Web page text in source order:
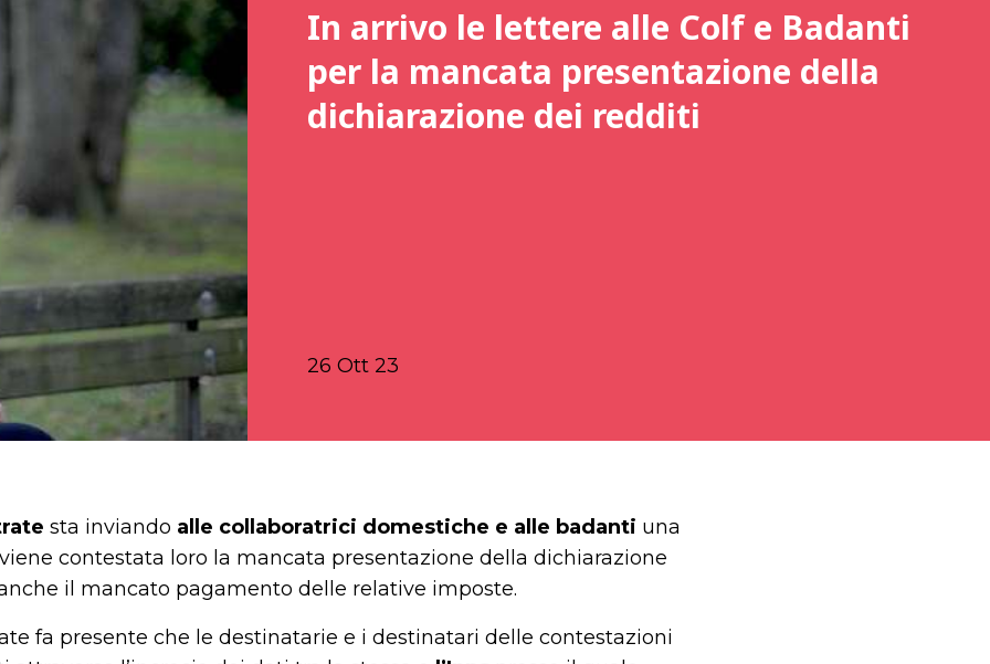
In arrivo le lettere alle Colf e Badanti
per la mancata presentazione della
dichiarazione dei redditi
26 Ott 23
sta inviando alle collaboratrici domestiche e alle badanti una
contestata loro la mancata presentazione della dichiarazione
il mancato pagamento delle relative imposte.
fa presente che le destinatarie e i destinatari delle contestazioni